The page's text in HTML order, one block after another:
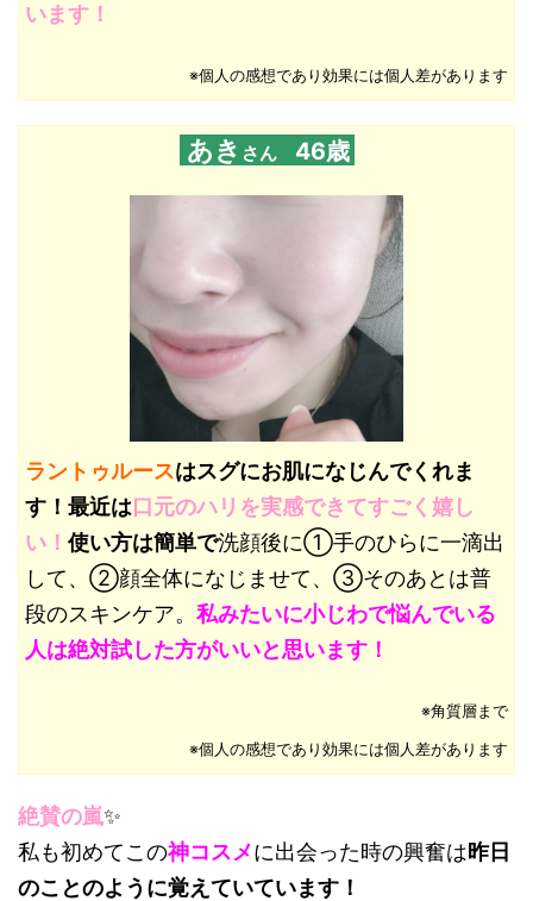
います！
※個人の感想であり効果には個人差があります
あき さん 46歳
ラントゥルースはスグにお肌になじんでくれま
す！最近は口元のハリを実感できてすごく嬉し
い！ 使い方は簡単で洗顔後に①手のひらに一滴出
して、②顔全体になじませて、③そのあとは普
段のスキンケア。 私みたいに小じわで悩んでいる
人は絶対試した方がいいと思います！
※角質層まで
※個人の感想であり効果には個人差があります
絶賛の嵐✨
私も初めてこの神コスメに出会った時の興奮は昨日
のことのように覚えていています！